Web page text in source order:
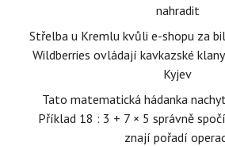
nahradit
Střelba u Kremlu kvůli e-shopu za
Wildberries ovládají kavkazské
Kyjev
Tato matematická hádanka
Příklad 18 : 3 + 7 × 5 správně
znají pořadí